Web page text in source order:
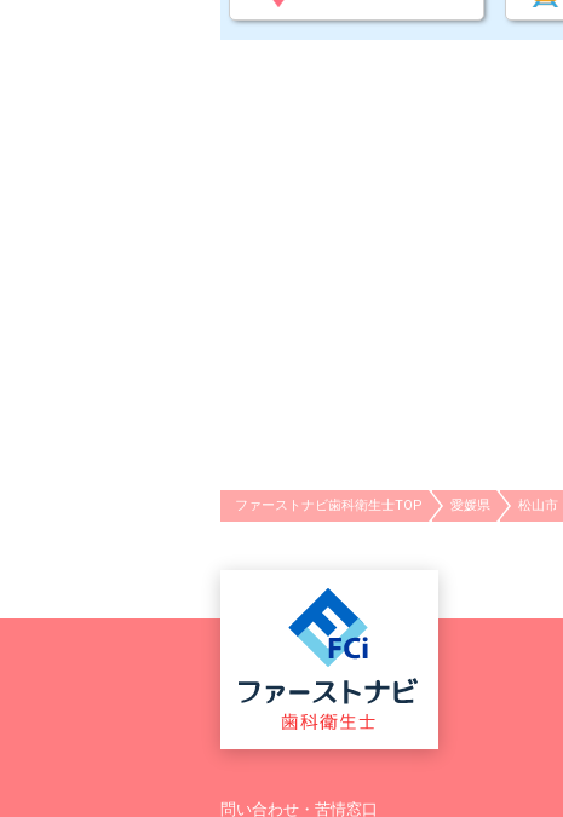
ファーストナビ歯科衛生士TOP 愛媛県 松山市
問い合わせ・苦情窓口